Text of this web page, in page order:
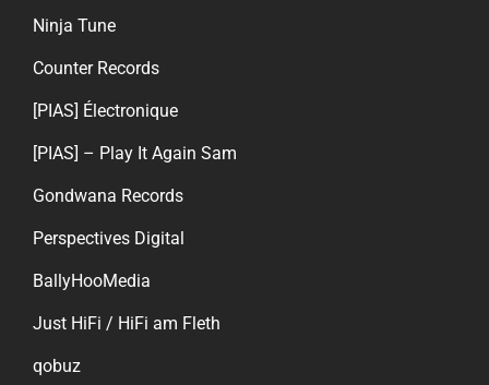
Ninja Tune
Counter Records
[PIAS] Électronique
[PIAS] – Play It Again Sam
Gondwana Records
Perspectives Digital
BallyHooMedia
Just HiFi / HiFi am Fleth
qobuz